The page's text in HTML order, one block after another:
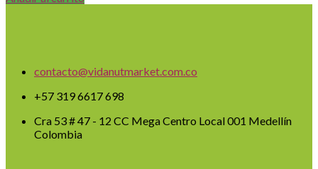
contacto@vidanutmarket.com.co
+57 319 6617 698
Cra 53 # 47 - 12 CC Mega Centro Local 001 Medellín
Colombia